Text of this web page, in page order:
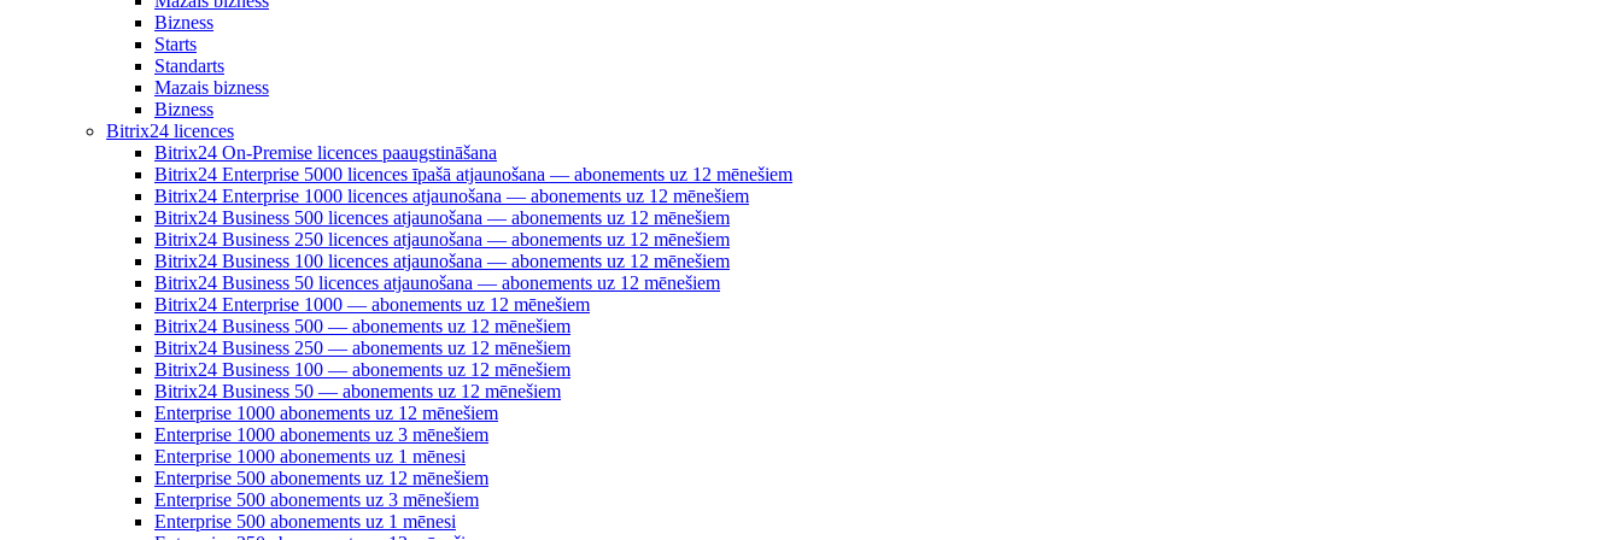
Bizness
Starts
Standarts
Mazais bizness
Bizness
Bitrix24 licences
Bitrix24 On-Premise licences paaugstināšana
Bitrix24 Enterprise 5000 licences īpašā atjaunošana — abonements uz 12 mēnešiem
Bitrix24 Enterprise 1000 licences atjaunošana — abonements uz 12 mēnešiem
Bitrix24 Business 500 licences atjaunošana — abonements uz 12 mēnešiem
Bitrix24 Business 250 licences atjaunošana — abonements uz 12 mēnešiem
Bitrix24 Business 100 licences atjaunošana — abonements uz 12 mēnešiem
Bitrix24 Business 50 licences atjaunošana — abonements uz 12 mēnešiem
Bitrix24 Enterprise 1000 — abonements uz 12 mēnešiem
Bitrix24 Business 500 — abonements uz 12 mēnešiem
Bitrix24 Business 250 — abonements uz 12 mēnešiem
Bitrix24 Business 100 — abonements uz 12 mēnešiem
Bitrix24 Business 50 — abonements uz 12 mēnešiem
Enterprise 1000 abonements uz 12 mēnešiem
Enterprise 1000 abonements uz 3 mēnešiem
Enterprise 1000 abonements uz 1 mēnesi
Enterprise 500 abonements uz 12 mēnešiem
Enterprise 500 abonements uz 3 mēnešiem
Enterprise 500 abonements uz 1 mēnesi